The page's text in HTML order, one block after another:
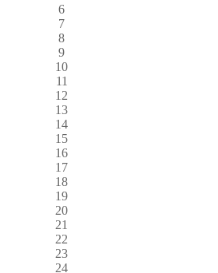
6
7
8
9
10
11
12
13
14
15
16
17
18
19
20
21
22
23
24